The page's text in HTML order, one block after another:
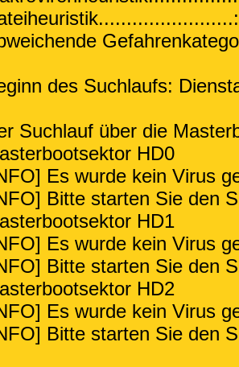
des Suchlaufs:
Suchlauf über die
HD0
Es wurde kein Virus
Bitte starten Sie den
HD1
Es wurde kein Virus
Bitte starten Sie den
HD2
Es wurde kein Virus
Bitte starten Sie den